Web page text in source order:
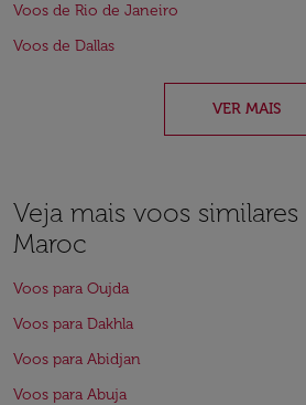
Voos de Rio de Janeiro
Voos de Dallas
VER MAIS
Veja mais voos
Maroc
Voos para Oujda
Voos para Dakhla
Voos para Abidjan
Voos para Abuja